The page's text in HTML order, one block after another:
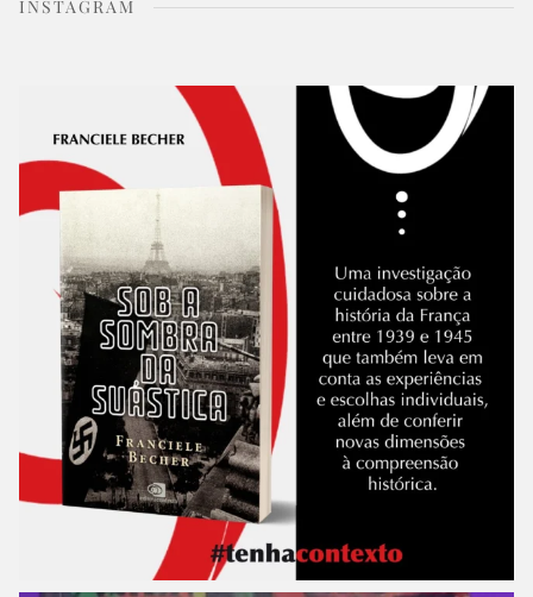
INSTAGRAM